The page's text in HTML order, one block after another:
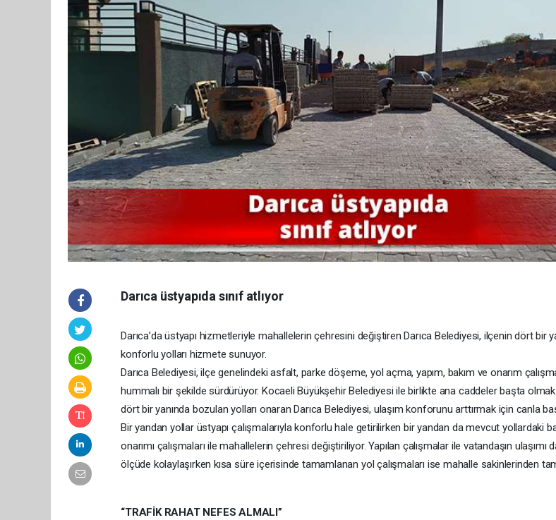
Darıca üstyapıda sınıf atlıyor
Darıca’da üstyapı hizmetleriyle mahallelerin çehresini değiştiren Darıca Belediyesi, ilçenin dört bir
konforlu yolları hizmete sunuyor.
Darıca Belediyesi, ilçe genelindeki asfalt, parke döşeme, yol açma, yapım, bakım ve onarım
hummalı bir şekilde sürdürüyor. Kocaeli Büyükşehir Belediyesi ile birlikte ana caddeler başta
dört bir yanında bozulan yolları onaran Darıca Belediyesi, ulaşım konforunu arttırmak için canla
Bir yandan yollar üstyapı çalışmalarıyla konforlu hale getirilirken bir yandan da mevcut yollardaki
onarımı çalışmaları ile mahallelerin çehresi değiştiriliyor. Yapılan çalışmalar ile vatandaşın ulaşımı
ölçüde kolaylaşırken kısa süre içerisinde tamamlanan yol çalışmaları ise mahalle sakinlerinden
“TRAFİK RAHAT NEFES ALMALI”